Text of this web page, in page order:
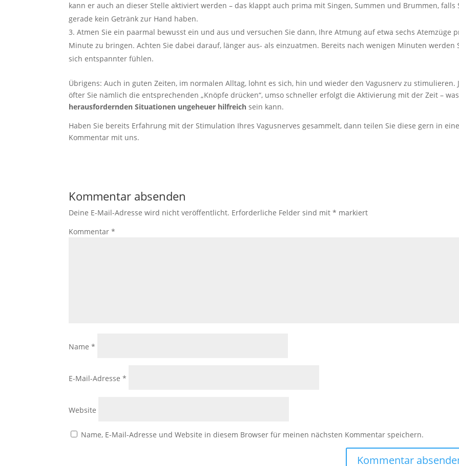
kann er auch an dieser Stelle aktiviert werden – das klappt auch prima mit Singen, Summen und Brummen, falls
gerade kein Getränk zur Hand haben.
Atmen Sie ein paarmal bewusst ein und aus und versuchen Sie dann, Ihre Atmung auf etwa sechs Atemzüge
Minute zu bringen. Achten Sie dabei darauf, länger aus- als einzuatmen. Bereits nach wenigen Minuten werden
sich entspannter fühlen.
Übrigens: Auch in guten Zeiten, im normalen Alltag, lohnt es sich, hin und wieder den Vagusnerv zu stimulieren.
öfter Sie nämlich die entsprechenden „Knöpfe drücken“, umso schneller erfolgt die Aktivierung mit der Zeit – was
herausfordernden Situationen ungeheuer hilfreich sein kann.
Haben Sie bereits Erfahrung mit der Stimulation Ihres Vagusnerves gesammelt, dann teilen Sie diese gern in
Kommentar mit uns.
Kommentar absenden
Deine E-Mail-Adresse wird nicht veröffentlicht. Erforderliche Felder sind mit* markiert
Kommentar*
Name*
E-Mail-Adresse*
Website
Name, E-Mail-Adresse und Website in diesem Browser für meinen nächsten Kommentar speichern.